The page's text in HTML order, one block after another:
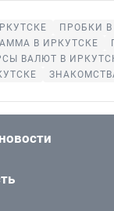
ПРОБКИ
В ИРКУТСКЕ
ВАЛЮТ В